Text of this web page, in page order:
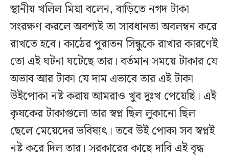
স্থানীয় খলিল মিয়া বলেন, বাড়িতে নগদ টাকা
সংরক্ষণ করলে অবশ্যই তা সাবধানতা অবলম্বন করে
রাখতে হবে। কাঠের পুরাতন সিন্ধুকে রাখার কারণেই
তো এই ঘটনা ঘটেছে তার। বর্তমান সময়ে টাকার যে
অভাব আর টাকা যে দাম এভাবে তার এই টাকা
উইপোকা নষ্ট করায় আমরাও খুব দুঃখ পেয়েছি। এই
কৃষকের টাকাগুলো তার স্বপ্ন ছিল লুকানো ছিল
ছেলে মেয়েদের ভবিষ্যৎ। তবে উই পোকা সব স্বপ্নই
নষ্ট করে দিল তার। সরকারের কাছে দাবি এই বৃদ্ধ